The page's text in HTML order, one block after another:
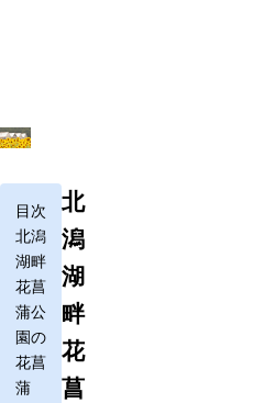
目次
北潟
湖畔
花菖
蒲公
園の
花菖
蒲
北
潟
湖
畔
花
菖